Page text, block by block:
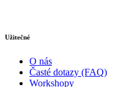
Užitečné
O nás
Časté dotazy (FAQ)
Workshopy